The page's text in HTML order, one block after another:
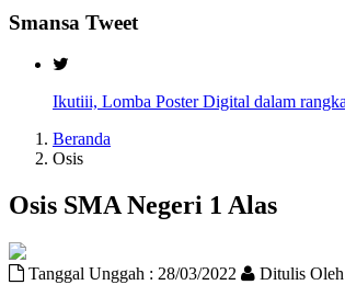
Smansa Tweet
Ikutiii, Lomba Poster Digital dalam
Beranda
Osis
Osis SMA Negeri 1 Alas
Tanggal Unggah : 28/03/2022 Ditulis